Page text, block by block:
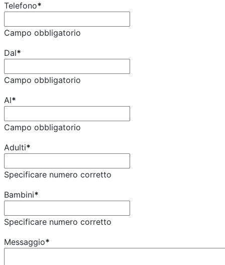
Telefono*
Campo obbligatorio
Dal*
Campo obbligatorio
Al*
Campo obbligatorio
Adulti*
Specificare numero corretto
Bambini*
Specificare numero corretto
Messaggio*